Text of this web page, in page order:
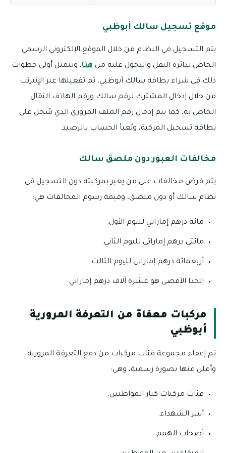
موقع تسجيل سالك أبوظبي
يتم التسجيل في النظام من خلال الموقع الإلكتروني الرسمي
الخاص بدائرة النقل والدخول عليه من هنا، وتتمثل أولى خطوات
ذلك في شراء بطاقة سالك أبوظبي، ثم تفعيلها عبر الإنترنت
من خلال إدخال المشترك لرقم سالك ورقم الهاتف النقال
الخاص به، كما يتم إدخال رقم الملف المروري الذي سُجل على
بطاقة تسجيل المركبة، ويُعبأ الحساب بالرصيد.
مخالفات العبور دون ملصق سالك
يتم فرض مخالفات على من يعبر بمركبته دون التسجيل في
نظام سالك أو دون ملصق، وقيمة رسوم المخالفات هي:
مائة درهم إماراتي لليوم الأول.
مائتي درهم إماراتي لليوم الثاني.
أربعمائة درهم إماراتي لليوم الثالث.
الحدا الأقصى هو عشرة آلاف درهم إماراتي
مركبات معفاة من التعرفة المرورية
أبوظبي
تم إعفاء مجموعة فئات مركبات من دفع التعرفة المرورية،
وأعلن عنها بصورة رسمية، وهي:
فئات مركبات كبار المواطنين.
أسر الشهداء.
أصحاب الهمم.